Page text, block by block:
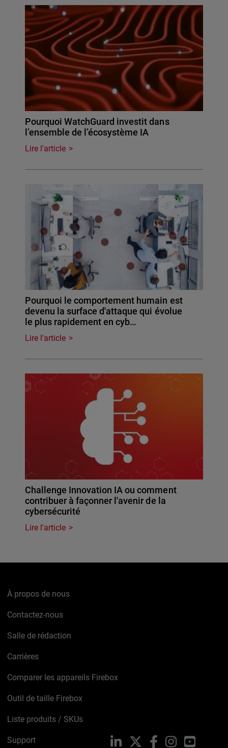
Pourquoi WatchGuard investit dans
l’ensemble de l’écosystème IA
Lire l'article
Pourquoi le comportement humain est
devenu la surface d'attaque qui évolue
le plus rapidement en cyb…
Lire l'article
Challenge Innovation IA ou comment
contribuer à façonner l'avenir de la
cybersécurité
Lire l'article
À propos de nous
Contactez-nous
Salle de rédaction
Carrières
Comparer les appareils Firebox
Outil de taille Firebox
Liste produits / SKUs
Support LinkedIn FacebookInstagramYouTube